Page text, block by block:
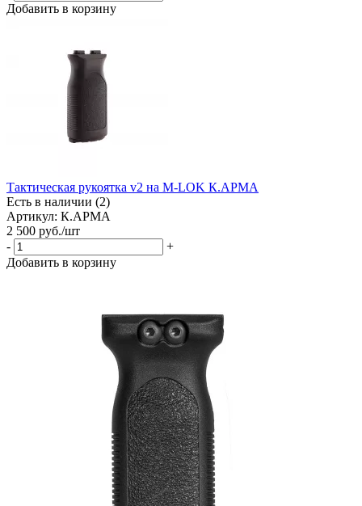
Добавить в корзину
Тактическая рукоятка v2 на M-LOK К.АРМА
Есть в наличии (2)
Артикул: К.АРМА
2 500 руб./шт
-
+
Добавить в корзину